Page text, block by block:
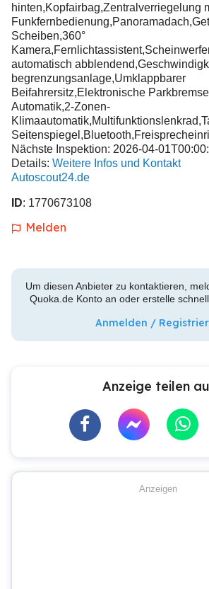
hinten,Kopfairbag,Zentralverriegelung
Scheiben,360°
automatisch
begrenzungsanlage,Umklappbarer
Beifahrersitz,Elektronische
Automatik,2-Zonen-
Nächste Inspektion: 2026-04-
Details: Weitere Infos und Kontakt
Autoscout24.de
ID: 1770673108
Melden
Um diesen Anbieter zu kontaktieren,
Quoka.de Konto an oder erstelle
Anmelden /
Anzeige teilen
Anzeigen